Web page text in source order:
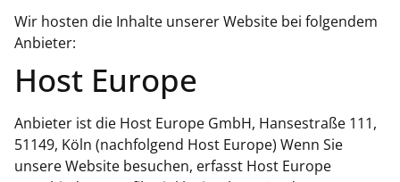
Wir hosten die Inhalte unserer Website bei folgendem
Anbieter:
Host Europe
Anbieter ist die Host Europe GmbH, Hansestraße 111,
51149, Köln (nachfolgend Host Europe) Wenn Sie
unsere Website besuchen, erfasst Host Europe